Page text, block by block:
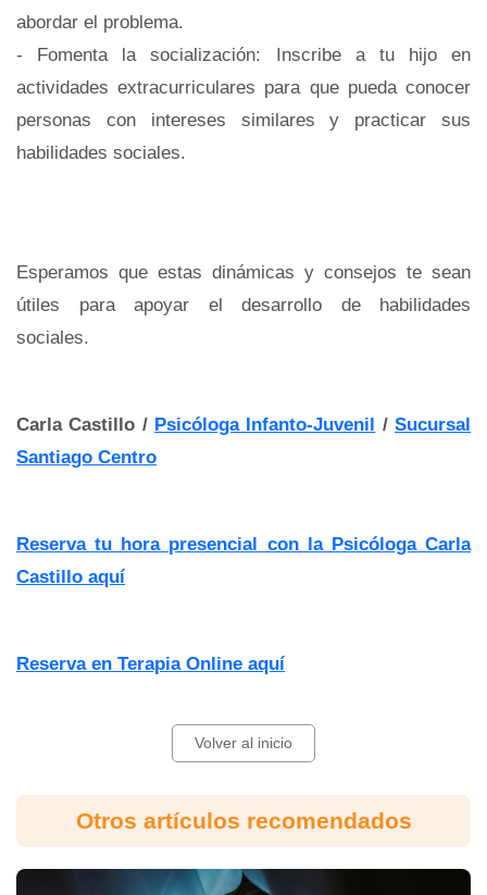
abordar el problema.
- Fomenta la socialización: Inscribe a tu hijo en
actividades extracurriculares para que pueda conocer
personas con intereses similares y practicar sus
habilidades sociales.
Esperamos que estas dinámicas y consejos te sean
útiles para apoyar el desarrollo de habilidades
sociales.
Carla Castillo / Psicóloga Infanto-Juvenil /Sucursal
Santiago Centro
Reserva tu hora presencial con la Psicóloga Carla
Castillo aquí
Reserva en Terapia Online aquí
Volver al inicio
Otros artículos recomendados